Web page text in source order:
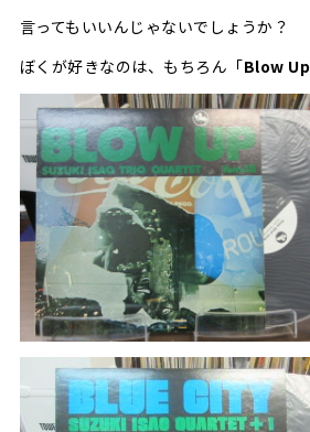
言ってもいいんじゃないでしょうか？
ぼくが好きなのは、もちろん「Blow Up